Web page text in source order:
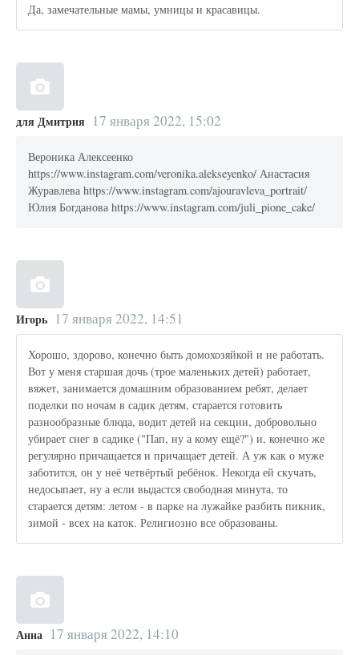
Да, замечательные мамы, умницы и красавицы.
для Дмитрия 17 января 2022, 15:02
Вероника Алексеенко
https://www.instagram.com/veronika.alekseyenko/ Анастасия
Журавлева https://www.instagram.com/ajouravleva_portrait/
Юлия Богданова https://www.instagram.com/juli_pione_cake/
Игорь 17 января 2022, 14:51
Хорошо, здорово, конечно быть домохозяйкой и не работать.
Вот у меня старшая дочь (трое маленьких детей) работает,
вяжет, занимается домашним образованием ребят, делает
поделки по ночам в садик детям, старается готовить
разнообразные блюда, водит детей на секции, добровольно
убирает снег в садике ("Пап, ну а кому ещё?") и, конечно же
регулярно причащается и причащает детей. А уж как о муже
заботится, он у неё четвёртый ребёнок. Некогда ей скучать,
недосыпает, ну а если выдастся свободная минута, то
старается детям: летом - в парке на лужайке разбить пикник,
зимой - всех на каток. Религиозно все образованы.
Анна 17 января 2022, 14:10